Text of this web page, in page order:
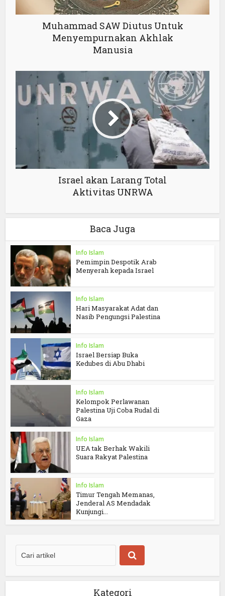
Muhammad SAW Diutus Untuk
Menyempurnakan Akhlak
Manusia
Israel akan Larang Total
Aktivitas UNRWA
Baca Juga
Info Islam
Pemimpin Despotik Arab
Menyerah kepada Israel
Info Islam
Hari Masyarakat Adat dan
Nasib Pengungsi Palestina
Info Islam
Israel Bersiap Buka
Kedubes di Abu Dhabi
Info Islam
Kelompok Perlawanan
Palestina Uji Coba Rudal di
Gaza
Info Islam
UEA tak Berhak Wakili
Suara Rakyat Palestina
Info Islam
Timur Tengah Memanas,
Jenderal AS Mendadak
Kunjungi...
Kategori